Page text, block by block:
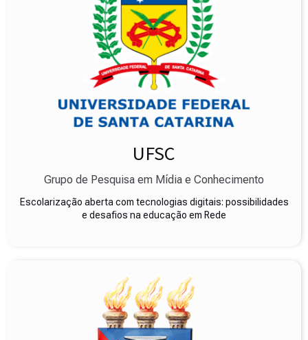
UFSC
Grupo de Pesquisa em Mídia e Conhecimento
Escolarização aberta com tecnologias digitais: possibilidades
e desafios na educação em Rede